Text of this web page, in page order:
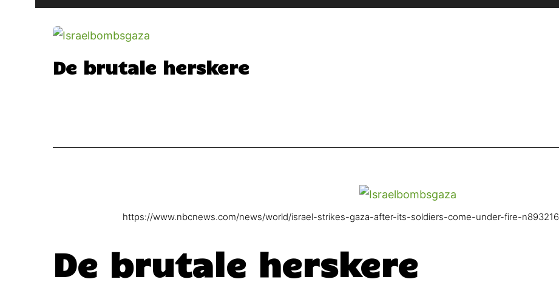
De brutale herskere
https://www.nbcnews.com/news/world/israel-strikes-gaza-after-its-soldiers-come-under-fire-n893216
De brutale herskere